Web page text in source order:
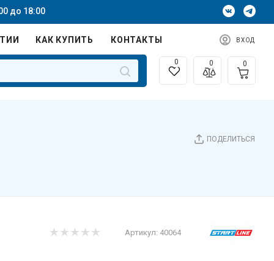
до 18:00
КАК КУПИТЬ КОНТАКТЫ ВХОД
0 0 0
ПОДЕЛИТЬСЯ
Артикул: 40064